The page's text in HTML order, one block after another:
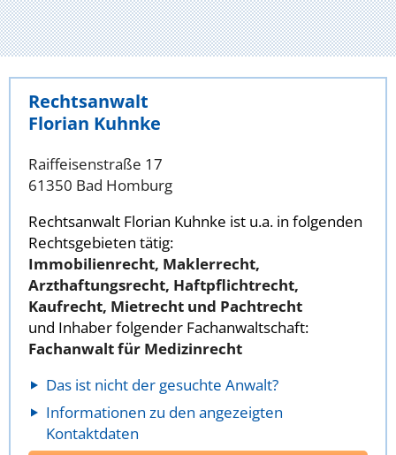
Rechtsanwalt
Florian Kuhnke
Raiffeisenstraße 17
61350 Bad Homburg
Rechtsanwalt Florian Kuhnke ist u.a. in folgenden
Rechtsgebieten tätig:
Immobilienrecht, Maklerrecht,
Arzthaftungsrecht, Haftpflichtrecht,
Kaufrecht, Mietrecht und Pachtrecht
und Inhaber folgender Fachanwaltschaft:
Fachanwalt für Medizinrecht
Das ist nicht der gesuchte Anwalt?
Informationen zu den angezeigten
Kontaktdaten